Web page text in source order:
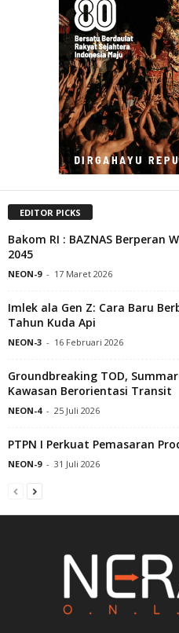
EDITOR PICKS
Bakom RI : BAZNAS Berperan
2045
NEON-9 - 17 Maret 2026
Imlek ala Gen Z: Cara Baru
Tahun Kuda Api
NEON-3 - 16 Februari 2026
Groundbreaking TOD,
Kawasan Berorientasi Transit
NEON-4 - 25 Juli 2026
PTPN I Perkuat Pemasaran
NEON-9 - 31 Juli 2026